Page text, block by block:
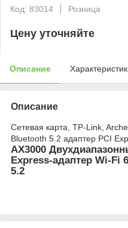
Код: 83014
Розница
Цену уточняйте
Описание
Описание
Сетевая карта, TP-Link,
Bluetooth 5.2 адаптер PCI
AX3000
Express-адаптер Wi-Fi
5.2